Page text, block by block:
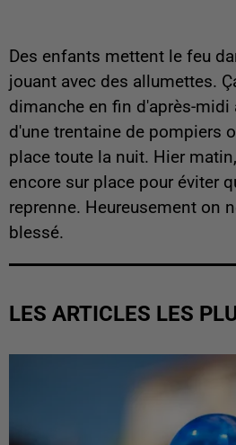
Des enfants mettent le feu
jouant avec des allumettes.
dimanche en fin d'après-midi
d'une trentaine de pompiers
place toute la nuit. Hier
encore sur place pour éviter
reprenne. Heureusement on
blessé.
LES ARTICLES LES